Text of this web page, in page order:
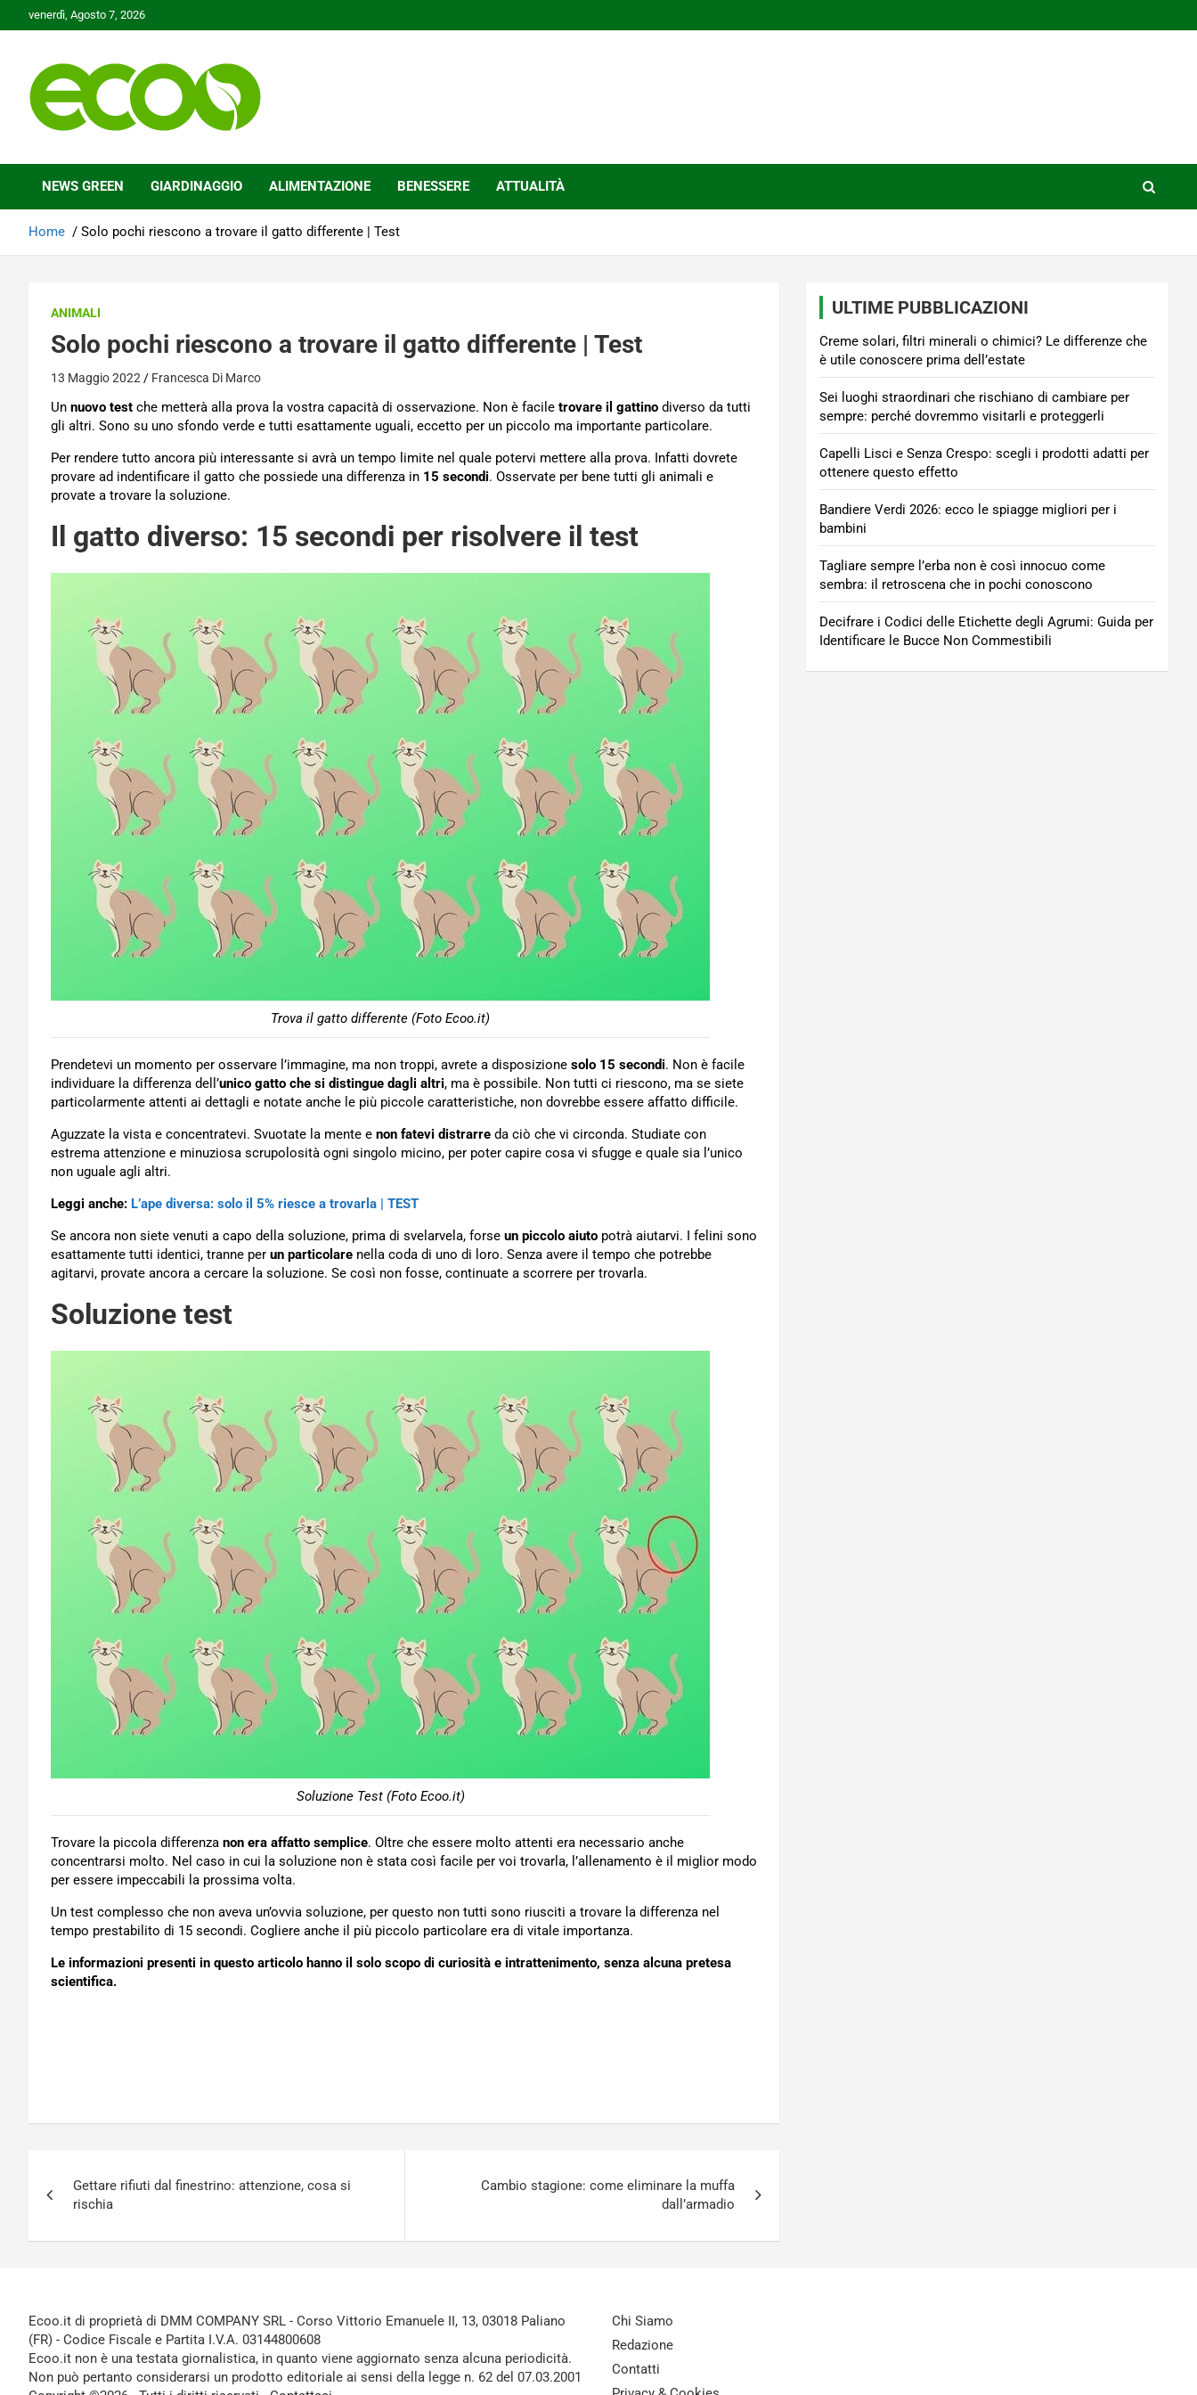
to
venerdì, Agosto 7, 2026
Ecoo.it
NEWS GREEN GIARDINAGGIO ALIMENTAZIONE BENESSERE ATTUALITÀ
Home Solo pochi riescono a trovare il gatto differente | Test
ANIMALI
Solo pochi riescono a trovare il gatto differente | Test
13 Maggio 2022 Francesca Di Marco
Un nuovo test che metterà alla prova la vostra capacità di osservazione. Non è facile trovare il gattino diverso da tutti
gli altri. Sono su uno sfondo verde e tutti esattamente uguali, eccetto per un piccolo ma importante particolare.
Per rendere tutto ancora più interessante si avrà un tempo limite nel quale potervi mettere alla prova. Infatti dovrete
provare ad indentificare il gatto che possiede una differenza in 15 secondi. Osservate per bene tutti gli animali e
provate a trovare la soluzione.
Il gatto diverso: 15 secondi per risolvere il test
Trova il gatto differente (Foto Ecoo.it)
Prendetevi un momento per osservare l’immagine, ma non troppi, avrete a disposizione solo 15 secondi. Non è facile
individuare la differenza dell’unico gatto che si distingue dagli altri, ma è possibile. Non tutti ci riescono, ma se siete
particolarmente attenti ai dettagli e notate anche le più piccole caratteristiche, non dovrebbe essere affatto difficile.
Aguzzate la vista e concentratevi. Svuotate la mente e non fatevi distrarre da ciò che vi circonda. Studiate con
estrema attenzione e minuziosa scrupolosità ogni singolo micino, per poter capire cosa vi sfugge e quale sia l’unico
non uguale agli altri.
Leggi anche: L’ape diversa: solo il 5% riesce a trovarla | TEST
Se ancora non siete venuti a capo della soluzione, prima di svelarvela, forse un piccolo aiuto potrà aiutarvi. I felini sono
esattamente tutti identici, tranne per un particolare nella coda di uno di loro. Senza avere il tempo che potrebbe
agitarvi, provate ancora a cercare la soluzione. Se così non fosse, continuate a scorrere per trovarla.
Soluzione test
Soluzione Test (Foto Ecoo.it)
Trovare la piccola differenza non era affatto semplice. Oltre che essere molto attenti era necessario anche
concentrarsi molto. Nel caso in cui la soluzione non è stata così facile per voi trovarla, l’allenamento è il miglior modo
per essere impeccabili la prossima volta.
Un test complesso che non aveva un’ovvia soluzione, per questo non tutti sono riusciti a trovare la differenza nel
tempo prestabilito di 15 secondi. Cogliere anche il più piccolo particolare era di vitale importanza.
Le informazioni presenti in questo articolo hanno il solo scopo di curiosità e intrattenimento, senza alcuna pretesa
scientifica.
articoli
Gettare rifiuti dal finestrino: attenzione, cosa si
rischia
Cambio stagione: come eliminare la muffa
dall’armadio
ULTIME PUBBLICAZIONI
Creme solari, filtri minerali o chimici? Le differenze che
è utile conoscere prima dell’estate
Sei luoghi straordinari che rischiano di cambiare per
sempre: perché dovremmo visitarli e proteggerli
Capelli Lisci e Senza Crespo: scegli i prodotti adatti per
ottenere questo effetto
Bandiere Verdi 2026: ecco le spiagge migliori per i
bambini
Tagliare sempre l’erba non è così innocuo come
sembra: il retroscena che in pochi conoscono
Decifrare i Codici delle Etichette degli Agrumi: Guida per
Identificare le Bucce Non Commestibili
Ecoo.it di proprietà di DMM COMPANY SRL - Corso Vittorio Emanuele II, 13, 03018 Paliano
(FR) - Codice Fiscale e Partita I.V.A. 03144800608
Ecoo.it non è una testata giornalistica, in quanto viene aggiornato senza alcuna periodicità.
Non può pertanto considerarsi un prodotto editoriale ai sensi della legge n. 62 del 07.03.2001
Chi Siamo
Redazione
Contatti